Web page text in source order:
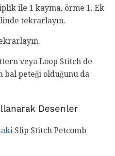
ile 1 kayma, örme 1. Ek
tekrarlayın.
veya Loop Stitch de
bal peteği olduğunu da
Desenler
Slip Stitch Petcomb